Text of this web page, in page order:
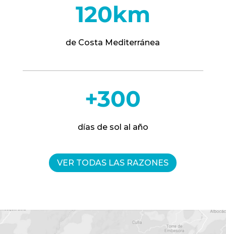
120km
de Costa Mediterránea
+300
días de sol al año
VER TODAS LAS RAZONES